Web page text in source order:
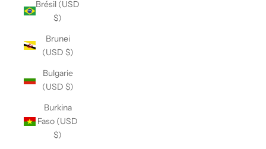
Brésil (USD
$)
Brunei
(USD $)
Bulgarie
(USD $)
Burkina
Faso (USD
$)